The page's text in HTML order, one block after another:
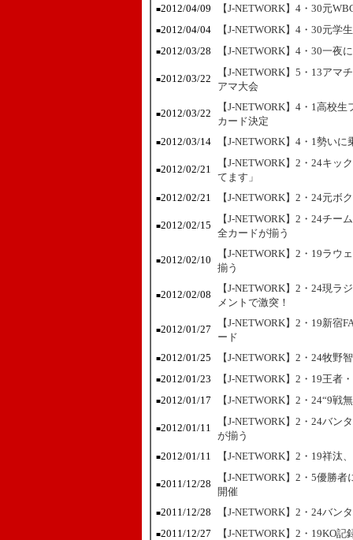
■2012/04/09 【J-NETWORK】4・30元
■2012/04/04 【J-NETWORK】4・30元
■2012/03/28 【J-NETWORK】4・30一
■2012/03/22
【J-NETWORK】5・13アマ
アマ大会
■2012/03/22
【J-NETWORK】4・1高校
カード決定
■2012/03/14 【J-NETWORK】4・1勢い
■2012/02/21
【J-NETWORK】2・24キ
てます」
■2012/02/21 【J-NETWORK】2・24元
■2012/02/15
【J-NETWORK】2・24チ
全カードが揃う
■2012/02/10
【J-NETWORK】2・19ラ
揃う
■2012/02/08
【J-NETWORK】2・24現
メントで激突！
■2012/01/27
【J-NETWORK】2・19新宿
ード
■2012/01/25 【J-NETWORK】2・24牧野
■2012/01/23 【J-NETWORK】2・19王者
■2012/01/17 【J-NETWORK】2・24“9
■2012/01/11
【J-NETWORK】2・24バ
が揃う
■2012/01/11 【J-NETWORK】2・19祥
■2011/12/28
【J-NETWORK】2・5優勝
開催
■2011/12/28 【J-NETWORK】2・24バン
■2011/12/27 【J-NETWORK】2・19KO